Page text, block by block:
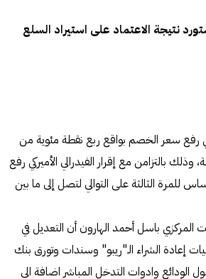
نتيجة الاعتماد على استيراد السلع
رفع سعر الخصم بواقع ربع نقطة مئوية من
المئة إلى 3 بالمئة، وذلك بالتزامن مع إقرار الفيدرالي الأميركي رفع
75 نقطة أساس للمرة الثالثة على التوالي لتصل إلى ما بين
باسل أحمد الهارون أن التعديل في
إعادة الشراء الـ"ريبو" وسندات وتورق بنك
الودائع وادوات التدخل المباشر اضافة الى